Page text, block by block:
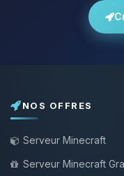
NOS OFFRES
Serveur Minecraft
Serveur Minecraft